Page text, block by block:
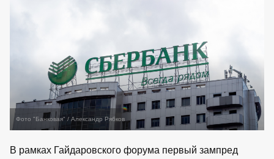
Фото "Банковая" / Александр Рябков
В рамках Гайдаровского форума первый зампред